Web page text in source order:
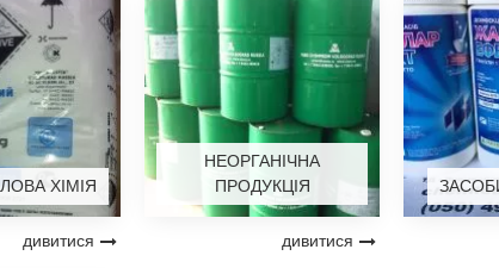
ХІМІЯ
дивитися
НЕОРГАНІЧНА
ПРОДУКЦІЯ
дивитися